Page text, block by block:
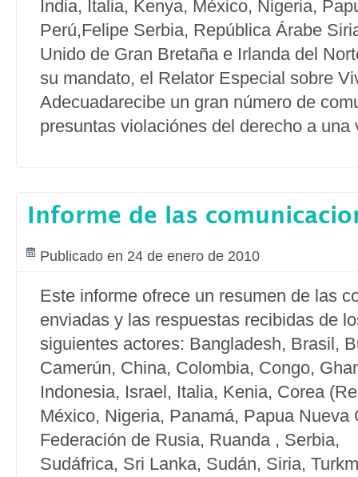
India, Italia, Kenya, México, Nigeria,
Perú,Felipe Serbia, República Árabe
Unido de Gran Bretaña e Irlanda del
su mandato, el Relator Especial sobre
Adecuadarecibe un gran número de
presuntas violaciónes del derecho a
Informe de las
Publicado en 24 de enero de 2010
Este informe ofrece un resumen de las
enviadas y las respuestas recibidas de
siguientes actores: Bangladesh, Brasil,
Camerún, China, Colombia, Congo,
Indonesia, Israel, Italia, Kenia, Corea
México, Nigeria, Panamá, Papua Nueva
Federación de Rusia, Ruanda , Serbia,
Sudáfrica, Sri Lanka, Sudán, Siria,